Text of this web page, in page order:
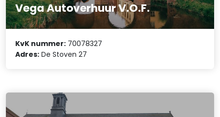
Vega Autoverhuur V.O.F.
KvK nummer: 70078327
Adres: De Stoven 27